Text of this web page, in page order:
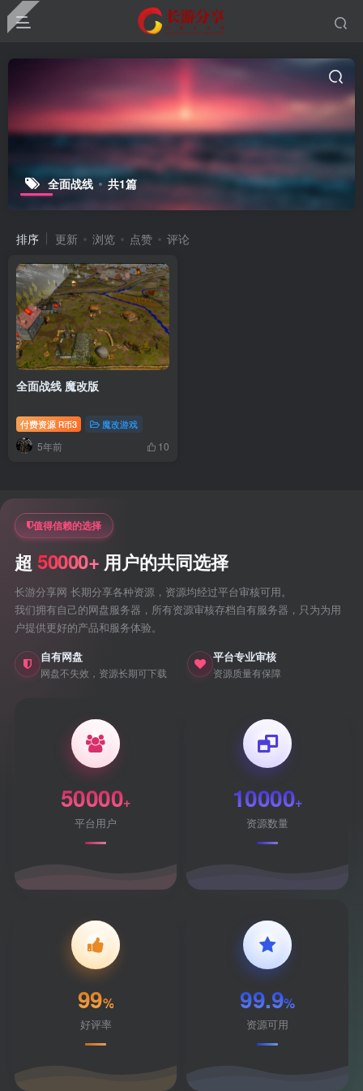
全面战线 共1篇
排序 更新 浏览 点赞 评论
全面战线 魔改版
付费资源 R币3 魔改游戏
5年前 10
值得信赖的选择
超50000+ 用户的共同选择
长游分享网 长期分享各种资源，资源均经过平台审核可用。
我们拥有自己的网盘服务器，所有资源审核存档自有服务器，只为为用
户提供更好的产品和服务体验。
自有网盘
网盘不失效，资源长期可下载
平台专业审核
资源质量有保障
50000+
平台用户
10000+
资源数量
99%
好评率
99.9%
资源可用